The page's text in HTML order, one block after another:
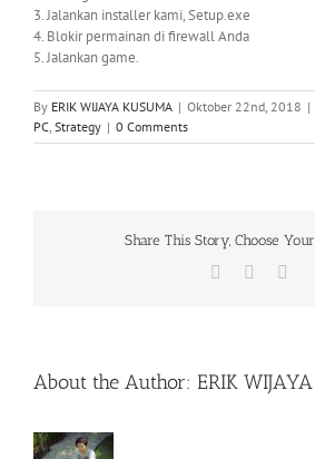
3. Jalankan installer kami, Setup.exe
4. Blokir permainan di firewall Anda
5. Jalankan game.
By ERIK WIJAYA KUSUMA | Oktober 22nd, 2018 |
PC, Strategy | 0 Comments
Share This Story, Choose
Facebook
About the Author: ERIK